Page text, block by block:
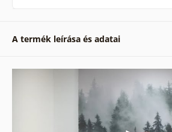
A termék leírása és adatai